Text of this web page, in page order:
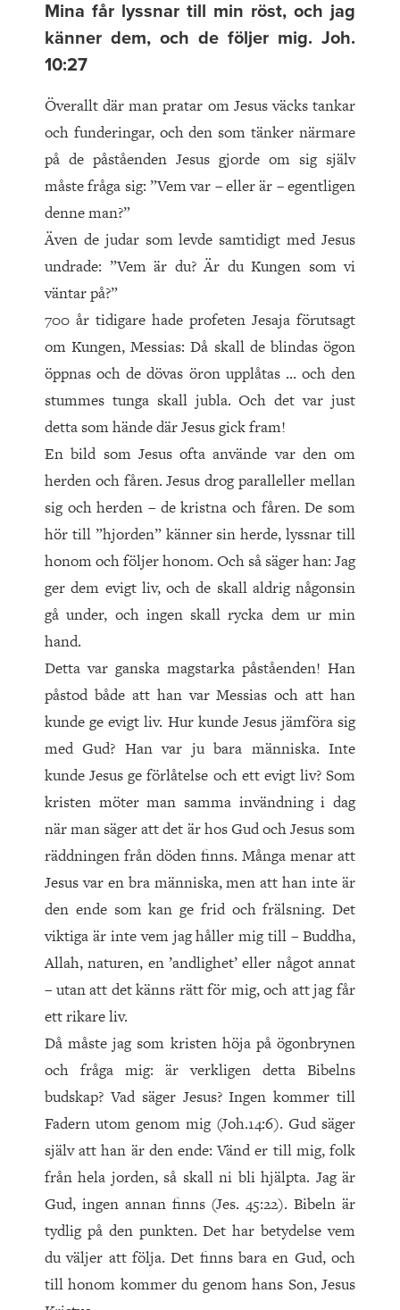
Mina får lyssnar till min röst, och jag
känner dem, och de följer mig. Joh.
10:27
Överallt där man pratar om Jesus väcks tankar
och funderingar, och den som tänker närmare
på de påståenden Jesus gjorde om sig själv
måste fråga sig: ”Vem var – eller är – egentligen
denne man?”
Även de judar som levde samtidigt med Jesus
undrade: ”Vem är du? Är du Kungen som vi
väntar på?”
700 år tidigare hade profeten Jesaja förutsagt
om Kungen, Messias: Då skall de blindas ögon
öppnas och de dövas öron upplåtas … och den
stummes tunga skall jubla. Och det var just
detta som hände där Jesus gick fram!
En bild som Jesus ofta använde var den om
herden och fåren. Jesus drog paralleller mellan
sig och herden – de kristna och fåren. De som
hör till ”hjorden” känner sin herde, lyssnar till
honom och följer honom. Och så säger han: Jag
ger dem evigt liv, och de skall aldrig någonsin
gå under, och ingen skall rycka dem ur min
hand.
Detta var ganska magstarka påståenden! Han
påstod både att han var Messias och att han
kunde ge evigt liv. Hur kunde Jesus jämföra sig
med Gud? Han var ju bara människa. Inte
kunde Jesus ge förlåtelse och ett evigt liv? Som
kristen möter man samma invändning i dag
när man säger att det är hos Gud och Jesus som
räddningen från döden finns. Många menar att
Jesus var en bra människa, men att han inte är
den ende som kan ge frid och frälsning. Det
viktiga är inte vem jag håller mig till – Buddha,
Allah, naturen, en ’andlighet’ eller något annat
– utan att det känns rätt för mig, och att jag får
ett rikare liv.
Då måste jag som kristen höja på ögonbrynen
och fråga mig: är verkligen detta Bibelns
budskap? Vad säger Jesus? Ingen kommer till
Fadern utom genom mig (Joh.14:6). Gud säger
själv att han är den ende: Vänd er till mig, folk
från hela jorden, så skall ni bli hjälpta. Jag är
Gud, ingen annan finns (Jes. 45:22). Bibeln är
tydlig på den punkten. Det har betydelse vem
du väljer att följa. Det finns bara en Gud, och
till ho­nom kommer du genom hans Son, Jesus